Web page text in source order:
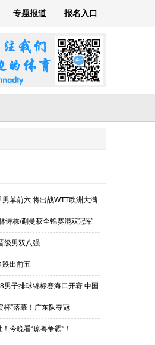
专题报道 报名入口
单前六 将出战WTT欧洲大满
诗栋/蒯曼获全锦赛混双冠军
级男双八强
跌出前五
男子排球锦标赛海口开赛 中国
票杯”落幕！广东队夺冠
今晚看“琼粤争霸”！